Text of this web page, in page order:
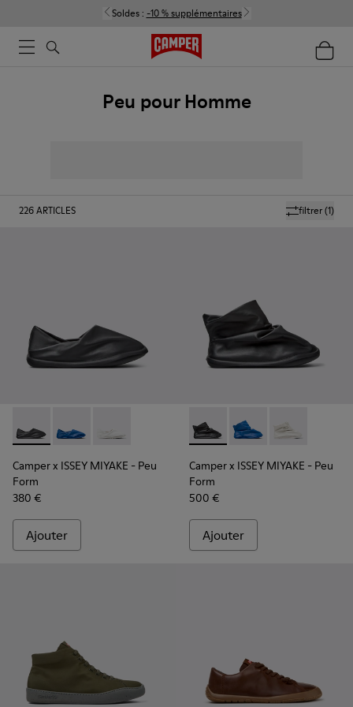
Soldes : -10 % supplémentaires
Peu pour Homme
filtrer(1)
226ARTICLES
Camper x ISSEY MIYAKE - Peu Form - K101074-001 -
Camper x ISSEY MIYAKE - Peu Form - K101074-004
Camper x ISSEY MIYAKE - Peu Form -
Camper x ISSEY MIYAKE - Peu
Form
380 €
Ajouter
Camper x ISSEY MIYAKE -
Camper x ISSEY
Camper x
Camper x ISSEY MIYAKE - Peu
Form
500 €
Ajouter